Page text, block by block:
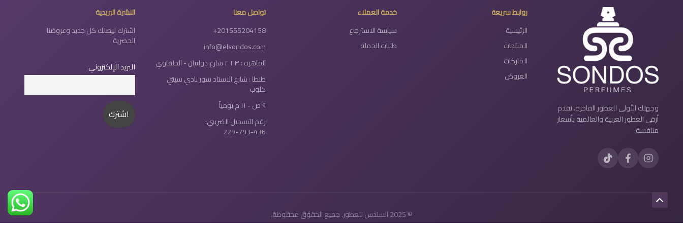
وجهتك الأولى للعطور الفاخرة. نقدم
أرقى العطور العربية والعالمية بأسعار
منافسة.
روابط سريعة
الرئيسية
المنتجات
الماركات
العروض
خدمة العملاء
سياسة الاسترجاع
طلبات الجملة
تواصل معنا
+201555204158
info@elsondos.com
القاهرة : ٢٣ ٢ شارع دولتيان - الخلفاوي
طنطا : شارع الاستاد سور نادي سيتي
كلوب
٩ ص - ١١ م يومياً
رقم التسجيل الضريبي:
229-793-436
النشرة البريدية
اشترك ليصلك كل جديد وعروضنا
الحصرية
البريد الإلكتروني
© 2025 السندس للعطور. جميع الحقوق محفوظة.
Scroll
to